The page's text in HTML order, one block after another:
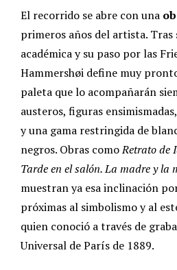
El recorrido se abre con una
primeros años del artista.
académica y su paso por las
Hammershøi define muy
paleta que lo acompañarán
austeros, figuras
y una gama restringida de
negros. Obras comoRetrato de
Tarde en el salón. La madre y la
muestran ya esa inclinación
próximas al simbolismo y al
quien conoció a través de
Universal de París de 1889.